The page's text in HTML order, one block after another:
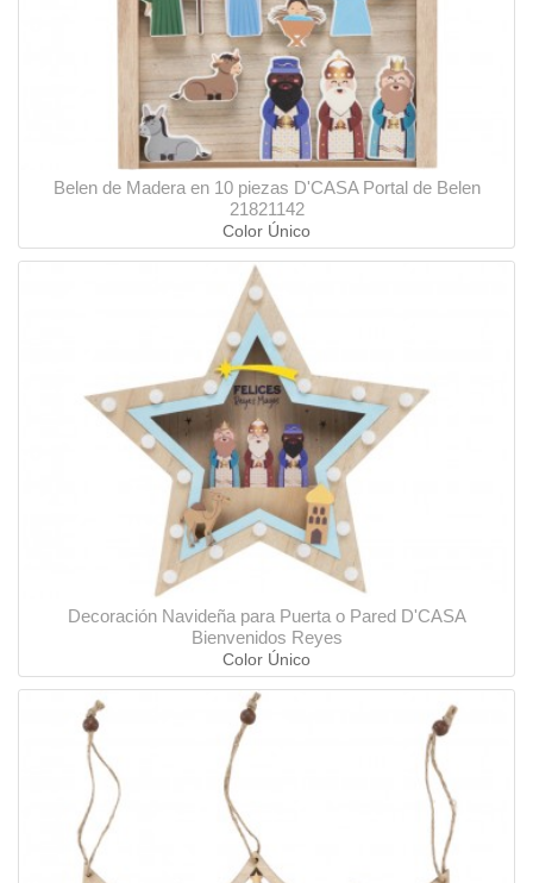
Belen de Madera en 10 piezas D'CASA Portal de Belen
21821142
Color Único
Decoración Navideña para Puerta o Pared D'CASA
Bienvenidos Reyes
Color Único